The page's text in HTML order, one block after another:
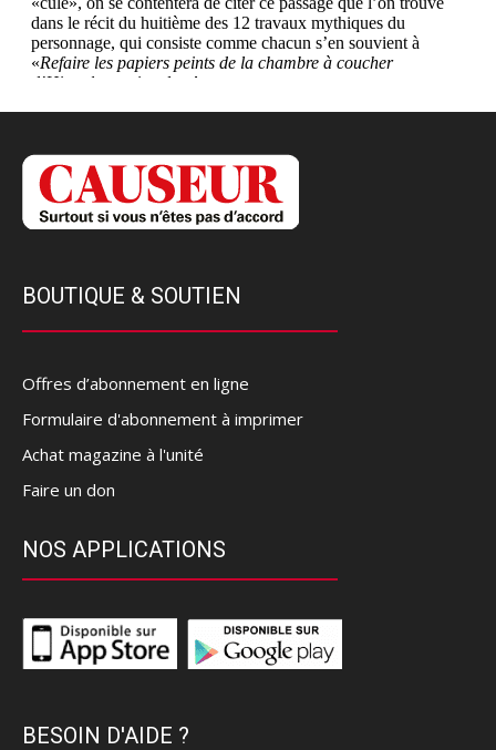
BOUTIQUE & SOUTIEN
Offres d’abonnement en ligne
Formulaire d'abonnement à imprimer
Achat magazine à l'unité
Faire un don
NOS APPLICATIONS
BESOIN D'AIDE ?